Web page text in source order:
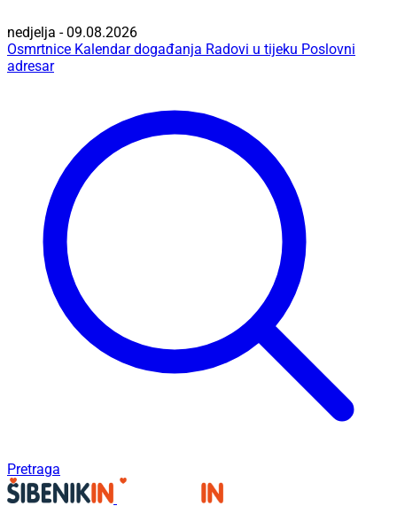
nedjelja - 09.08.2026
Osmrtnice Kalendar događanja Radovi u tijeku Poslovni
adresar
Pretraga